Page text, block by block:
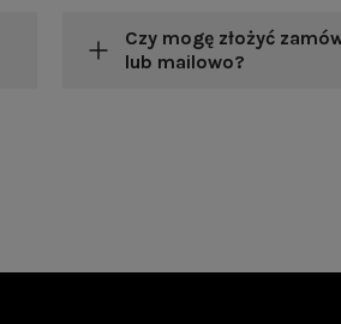
Czy mogę złożyć
lub mailowo?